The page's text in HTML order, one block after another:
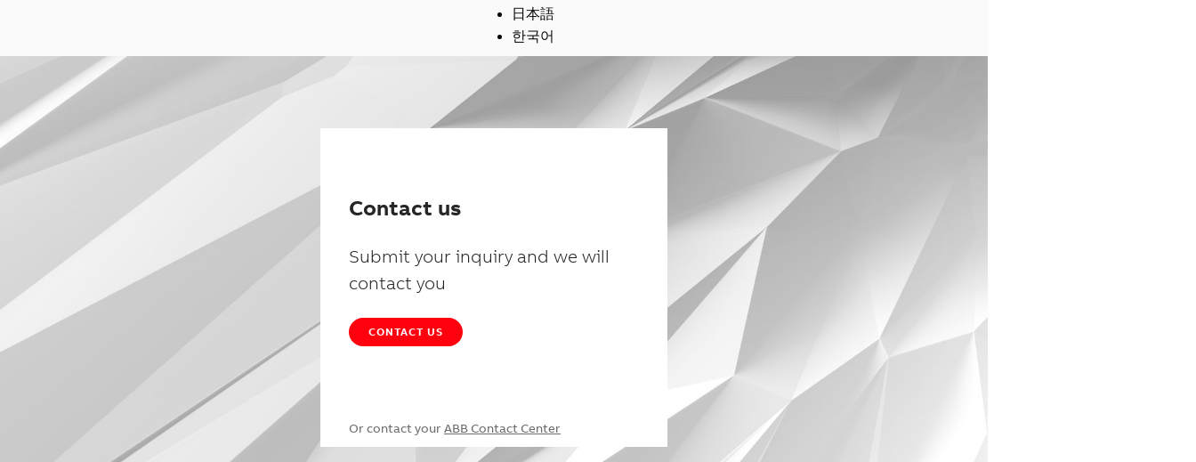
日本語
한국어
Contact us
Submit your inquiry and we will
contact you
CONTACT US
Or contact your ABB Contact Center